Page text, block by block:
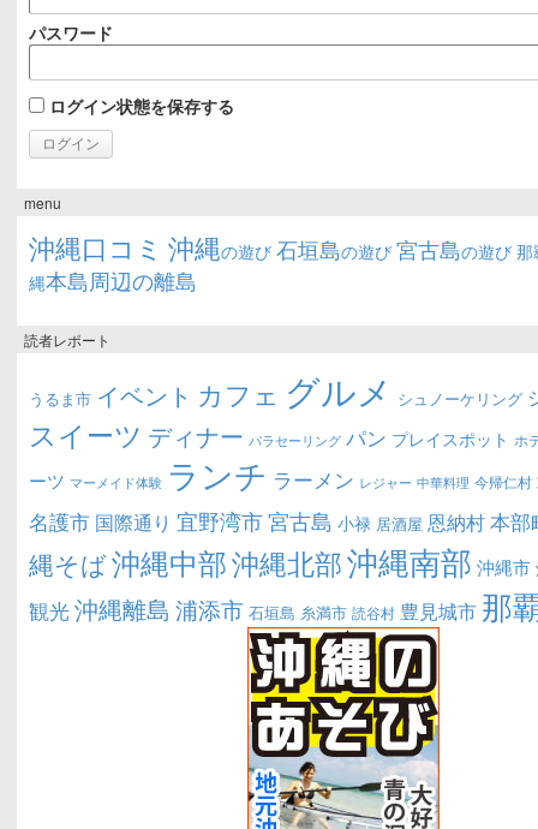
パスワード
ログイン状態を保存する
menu
沖縄口コミ 沖縄の遊び 石垣島の遊び 宮古島の遊び 那
縄本島周辺の離島
読者レポート
うるま市 イベント カフェ グルメ シュノーケリング
スイーツ ディナー パラセーリング パン プレイスポット ホ
ーツ マーメイド体験 ランチ ラーメン レジャー 中華料理 今帰仁村
名護市 国際通り 宜野湾市宮古島 小禄 居酒屋 恩納村本部
縄そば沖縄中部沖縄北部沖縄南部 沖縄市
観光沖縄離島 浦添市 石垣島 糸満市 読谷村 豊見城市 那